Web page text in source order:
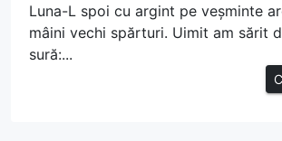
Luna-L spoi cu argint pe veșminte
mâini vechi spărturi. Uimit am sărit
sură:...